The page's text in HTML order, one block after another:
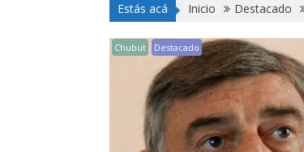
Estás acá Inicio Destacado
Chubut Destacado